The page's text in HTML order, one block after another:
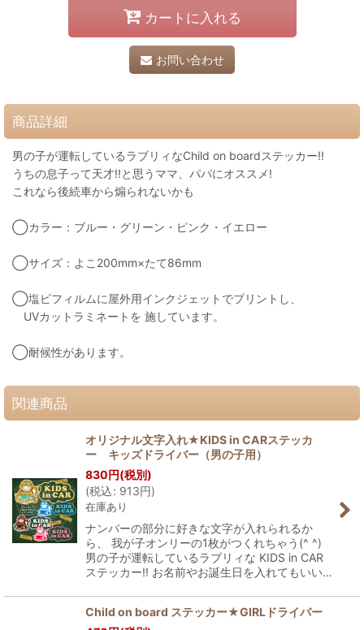
カートに入れる
お問い合わせ
商品詳細
男の子が運転しているラブリィなChild on boardステッカー!!
うちの息子って天才!!と思うママ、パパにオススメ!
これなら後続車から煽られないかも
◯カラー：ブルー・グリーン・ピンク・イエロー
◯サイズ：よこ200mm×たて86mm
◯塩ビフィルムに屋外用インクジェットでプリントし、
UVカットラミネートを 施しています。
◯耐候性があります。
関連商品
オリジナル文字入れ★KIDS in CARステッカ
ー キッズドライバー（男の子用）
830円(税別)
(税込: 913円)
在庫あり
ナンバーの部分に好きな文字が入れられるか
ら、 我が子オンリーの1枚がつくれちゃう(^ ^)
男の子が運転しているラブリィな KIDS in CAR
ステッカー!! お名前やお誕生日を入れてもいい…
Child on board ステッカー★GIRLドライバー